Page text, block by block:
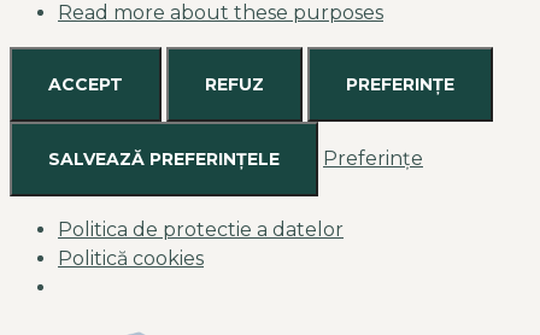
Read more about these purposes
ACCEPT REFUZ PREFERINȚE
SALVEAZĂ PREFERINȚELE Preferințe
Politica de protectie a datelor
Politică cookies